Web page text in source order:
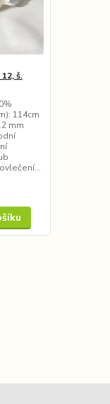
š.
114cm
mm